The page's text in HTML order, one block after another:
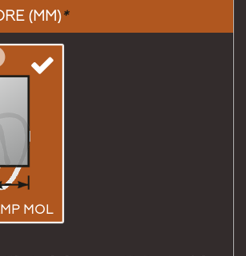
(MM)*
MOL